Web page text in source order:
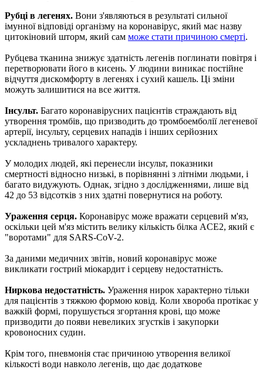
Рубці в легенях. Вони з'являються в результаті сильної
імунної відповіді організму на коронавірус, який має назву
цитокіновий шторм, який сам може стати причиною смерті.
Рубцева тканина знижує здатність легенів поглинати повітря і
перетворювати його в кисень. У людини виникає постійне
відчуття дискомфорту в легенях і сухий кашель. Ці зміни
можуть залишитися на все життя.
Інсульт. Багато коронавірусних пацієнтів страждають від
утворення тромбів, що призводить до тромбоемболії легеневої
артерії, інсульту, серцевих нападів і інших серйозних
ускладнень тривалого характеру.
У молодих людей, які перенесли інсульт, показники
смертності відносно низькі, в порівнянні з літніми людьми, і
багато видужують. Однак, згідно з дослідженнями, лише від
42 до 53 відсотків з них здатні повернутися на роботу.
Ураження серця. Коронавірус може вражати серцевий м'яз,
оскільки цей м'яз містить велику кількість білка ACE2, який є
"воротами" для SARS-CoV-2.
За даними медичних звітів, новий коронавірус може
викликати гострий міокардит і серцеву недостатність.
Ниркова недостатність. Ураження нирок характерно тільки
для пацієнтів з тяжкою формою ковід. Коли хвороба протікає у
важкій формі, порушується згортання крові, що може
призводити до появи невеликих згустків і закупорки
кровоносних судин.
Крім того, пневмонія стає причиною утворення великої
кількості води навколо легенів, що дає додаткове